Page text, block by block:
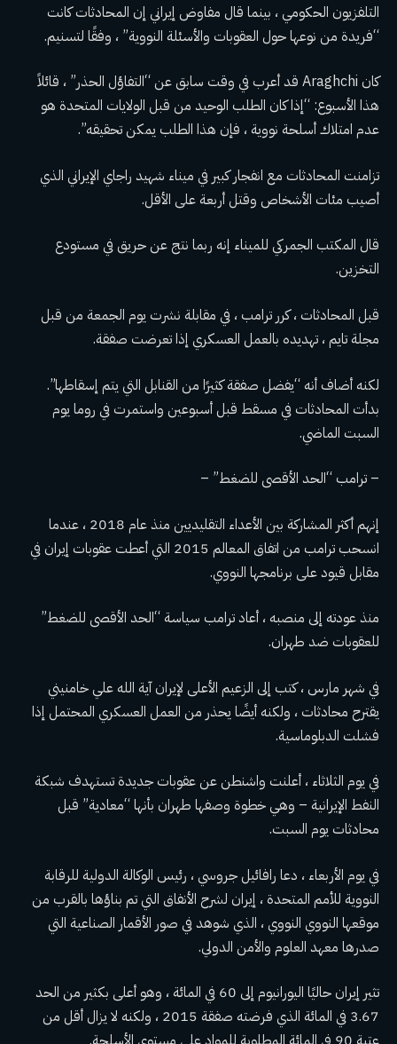
التلفزيون الحكومي ، بينما قال مفاوض إيراني إن المحادثات كانت
“فريدة من نوعها حول العقوبات والأسئلة النووية” ، وفقًا لتسنيم.
كان Araghchi قد أعرب في وقت سابق عن “التفاؤل الحذر” ، قائلاً
هذا الأسبوع: “إذا كان الطلب الوحيد من قبل الولايات المتحدة هو
عدم امتلاك أسلحة نووية ، فإن هذا الطلب يمكن تحقيقه”.
تزامنت المحادثات مع انفجار كبير في ميناء شهيد راجاي الإيراني الذي
أصيب مئات الأشخاص وقتل أربعة على الأقل.
قال المكتب الجمركي للميناء إنه ربما نتج عن حريق في مستودع
التخزين.
قبل المحادثات ، كرر ترامب ، في مقابلة نشرت يوم الجمعة من قبل
مجلة تايم ، تهديده بالعمل العسكري إذا تعرضت صفقة.
لكنه أضاف أنه “يفضل صفقة كثيرًا من القنابل التي يتم إسقاطها”.
بدأت المحادثات في مسقط قبل أسبوعين واستمرت في روما يوم
السبت الماضي.
– ترامب “الحد الأقصى للضغط” –
إنهم أكثر المشاركة بين الأعداء التقليديين منذ عام 2018 ، عندما
انسحب ترامب من اتفاق المعالم 2015 التي أعطت عقوبات إيران في
مقابل قيود على برنامجها النووي.
منذ عودته إلى منصبه ، أعاد ترامب سياسة “الحد الأقصى للضغط”
للعقوبات ضد طهران.
في شهر مارس ، كتب إلى الزعيم الأعلى لإيران آية الله علي خامنيني
يقترح محادثات ، ولكنه أيضًا يحذر من العمل العسكري المحتمل إذا
فشلت الدبلوماسية.
في يوم الثلاثاء ، أعلنت واشنطن عن عقوبات جديدة تستهدف شبكة
النفط الإيرانية – وهي خطوة وصفها طهران بأنها “معادية” قبل
محادثات يوم السبت.
في يوم الأربعاء ، دعا رافائيل جروسي ، رئيس الوكالة الدولية للرقابة
النووية للأمم المتحدة ، إيران لشرح الأنفاق التي تم بناؤها بالقرب من
موقعها النووي النووي ، الذي شوهد في صور الأقمار الصناعية التي
صدرها معهد العلوم والأمن الدولي.
تثير إيران حاليًا اليورانيوم إلى 60 في المائة ، وهو أعلى بكثير من الحد
3.67 في المائة الذي فرضته صفقة 2015 ، ولكنه لا يزال أقل من